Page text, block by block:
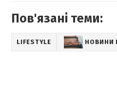
Пов'язані теми:
LIFESTYLE НОВИНИ